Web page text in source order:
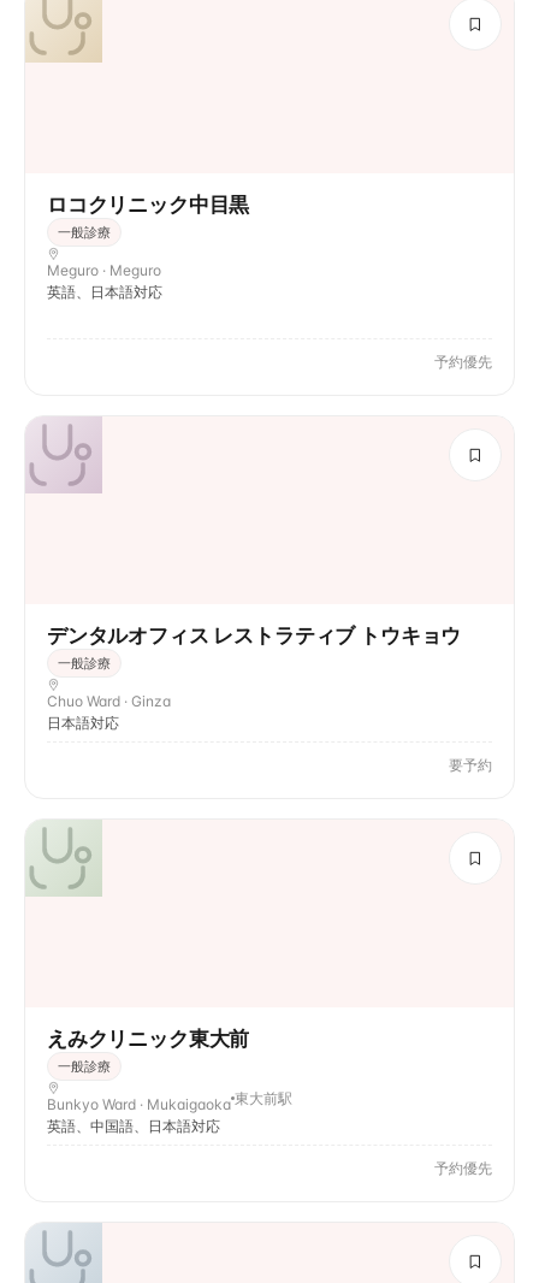
ロコクリニック中目黒
一般診療
Meguro · Meguro
英語、日本語対応
予約優先
デンタルオフィス レストラティブ トウキョウ
一般診療
Chuo Ward · Ginza
日本語対応
要予約
えみクリニック東大前
一般診療
Bunkyo Ward · Mukaigaoka 東大前駅
英語、中国語、日本語対応
予約優先